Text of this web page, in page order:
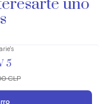
uno
5
CLP